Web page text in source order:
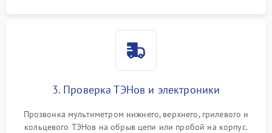
3. Проверка ТЭНов и электроники
Прозвонка мультиметром нижнего, верхнего, грилевого и
кольцевого ТЭНов на обрыв цепи или пробой на корпус.